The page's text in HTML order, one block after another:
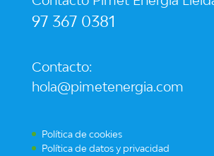
97 367 0381
Contacto:
hola@pimetenergia.com
Política de cookies
Política de datos y privacidad